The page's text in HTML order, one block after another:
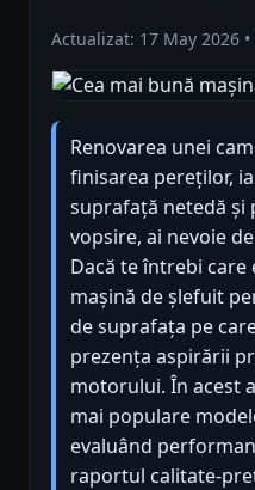
Actualizat: 17 May 2026
Renovarea unei
finisarea pereților,
suprafață netedă
vopsire, ai nevoie
Dacă te întrebi care
mașină de șlefuit
de suprafața pe
prezența aspirării
motorului. În acest
mai populare
evaluând
raportul calitate-